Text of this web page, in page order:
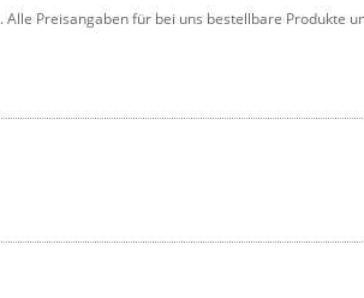
. Alle Preisangaben für bei uns bestellbare Produkte